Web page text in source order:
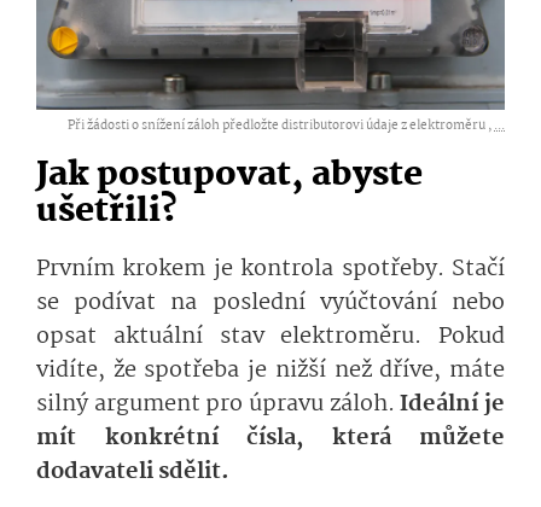
Při žádosti o snížení záloh předložte distributorovi údaje z elektroměru ,...
Jak postupovat, abyste
ušetřili?
Prvním krokem je kontrola spotřeby. Stačí
se podívat na poslední vyúčtování nebo
opsat aktuální stav elektroměru. Pokud
vidíte, že spotřeba je nižší než dříve, máte
silný argument pro úpravu záloh.Ideální je
mít konkrétní čísla, která můžete
dodavateli sdělit.